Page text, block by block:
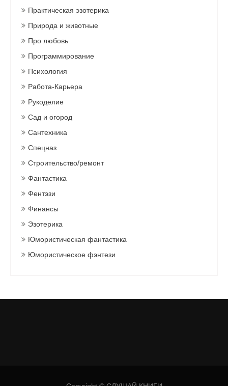
Практическая эзотерика
Природа и животные
Про любовь
Программирование
Психология
Работа-Карьера
Рукоделие
Сад и огород
Сантехника
Спецназ
Строительство/ремонт
Фантастика
Фентэзи
Финансы
Эзотерика
Юмористическая фантастика
Юмористическое фэнтези